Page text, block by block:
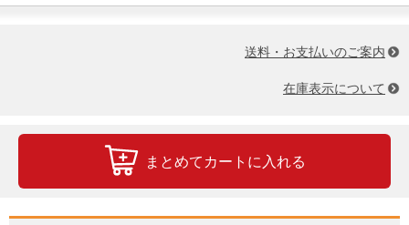
送料・お支払いのご案内
在庫表示について
まとめてカートに入れる